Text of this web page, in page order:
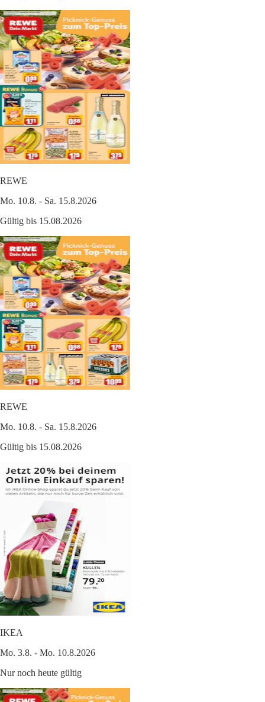
REWE
Mo. 10.8. - Sa. 15.8.2026
Gültig bis 15.08.2026
REWE
Mo. 10.8. - Sa. 15.8.2026
Gültig bis 15.08.2026
IKEA
Mo. 3.8. - Mo. 10.8.2026
Nur noch heute gültig